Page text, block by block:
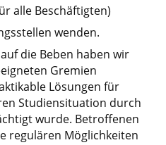
alle Beschäftigten)
wenden.
die Beben haben wir
Gremien
Lösungen für
Studiensituation durch
wurde. Betroffenen
regulären Möglichkeiten